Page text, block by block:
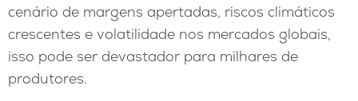
cenário de margens apertadas, riscos climáticos
crescentes e volatilidade nos mercados globais,
isso pode ser devastador para milhares de
produtores.